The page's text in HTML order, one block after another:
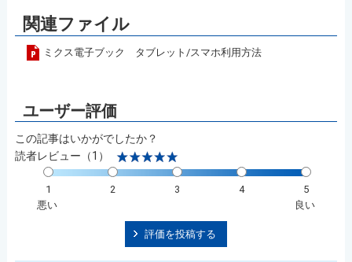
関連ファイル
ミクス電子ブック タブレット/スマホ利用方法
この記事はいかがでしたか？
読者レビュー（1）
1 2 3 4
5
悪い
良い
評価を投稿する